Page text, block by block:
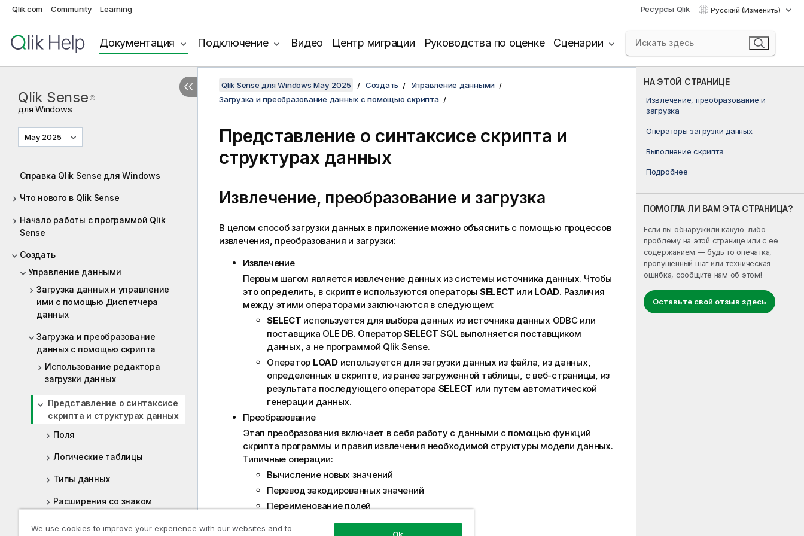
Qlik.com Community Learning Ресурсы Qlik Русский (Изменить)
Документация Подключение Видео Центр миграции Руководства по оценке Сценарии
Qlik Sense ®
для Windows
May 2025
Справка Qlik Sense для Windows
Что нового в Qlik Sense
Начало работы с программой Qlik
Sense
Создать
Управление данными
Загрузка данных и управление
ими с помощью Диспетчера
данных
Загрузка и преобразование
данных с помощью скрипта
Использование редактора
загрузки данных
Представление о синтаксисе
скрипта и структурах данных
Поля
Логические таблицы
Типы данных
Расширения со знаком
доллара
НА ЭТОЙ СТРАНИЦЕ
Извлечение, преобразование и
загрузка
Операторы загрузки данных
Выполнение скрипта
Подробнее
ПОМОГЛА ЛИ ВАМ ЭТА СТРАНИЦА?
Если вы обнаружили какую-либо
проблему на этой странице или с ее
содержанием — будь то опечатка,
пропущенный шаг или техническая
ошибка, сообщите нам об этом!
Оставьте свой отзыв здесь
Qlik Sense для Windows May 2025 Создать
Управление данными
Загрузка и преобразование данных с помощью скрипта
Представление о синтаксисе скрипта и
структурах данных
Извлечение, преобразование и загрузка
В целом способ загрузки данных в приложение можно объяснить с помощью процессов
извлечения, преобразования и загрузки:
Извлечение
Первым шагом является извлечение данных из системы источника данных. Чтобы
это определить, в скрипте используются операторы SELECT или LOAD. Различия
между этими операторами заключаются в следующем:
SELECT используется для выбора данных из источника данных ODBCили
поставщика OLE DB. ОператорSELECT SQLвыполняется поставщиком
данных, а не программой Qlik Sense.
Оператор LOADиспользуется для загрузки данных из файла, из данных,
определенных в скрипте, из ранее загруженной таблицы, с веб-страницы, из
результата последующего оператора SELECT или путем автоматической
генерации данных.
Преобразование
Этап преобразования включает в себя работу с данными с помощью функций
скрипта программы и правил извлечения необходимой структуры модели данных.
Типичные операции:
Вычисление новых значений
Перевод закодированных значений
Переименование полей
Соединение таблиц
We use cookies to improve your experience with our websites and to